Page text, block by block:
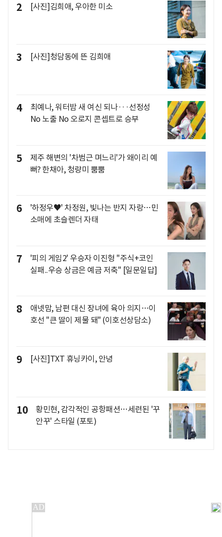
2 [사진]김희애, 우아한 미소
3 [사진]청담동에 뜬 김희애
4
최예나, 워터밤 새 여신 되나···선정성
No 노출 No 오로지 콘셉트로 승부
5
제주 해변의 '차범근 며느리'가 왜이리 예
뻐? 한채아, 청량미 뿜뿜
6
'하정우♥' 차정원, 빛나는 반지 자랑…민
소매에 초슬렌더 자태
7
'피의 게임2' 우승자 이진형 "주식+코인
실패..우승 상금은 예금 저축" [일문일답]
8
애넷맘, 남편 대신 장녀에 육아 의지…이
호선 "큰 딸이 제물 돼" (이호선상담소)
9 [사진]TXT 휴닝카이, 안녕
10
황민현, 감각적인 공항패션…세련된 '꾸
안꾸' 스타일 (포토)